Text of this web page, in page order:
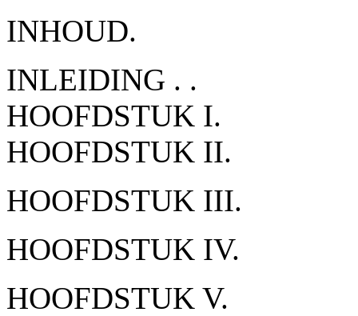
INHOUD.
INLEIDING . .
HOOFDSTUK I.
HOOFDSTUK II.
HOOFDSTUK III.
HOOFDSTUK IV.
HOOFDSTUK V.